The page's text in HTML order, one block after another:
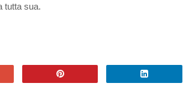
tutta sua.